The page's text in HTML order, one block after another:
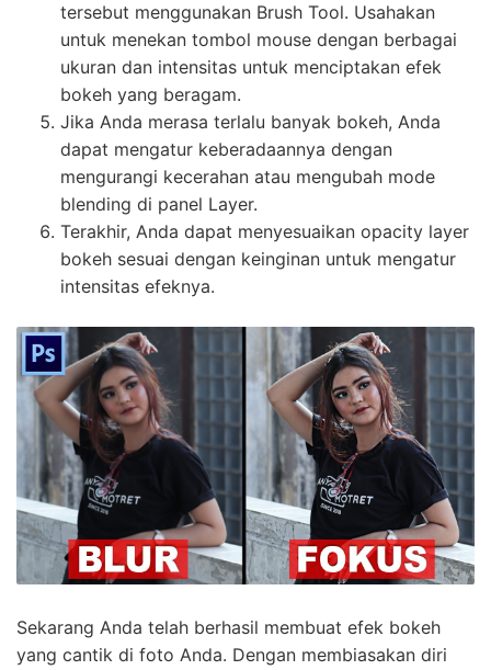
tersebut menggunakan Brush Tool. Usahakan
untuk menekan tombol mouse dengan berbagai
ukuran dan intensitas untuk menciptakan efek
bokeh yang beragam.
Jika Anda merasa terlalu banyak bokeh, Anda
dapat mengatur keberadaannya dengan
mengurangi kecerahan atau mengubah mode
blending di panel Layer.
Terakhir, Anda dapat menyesuaikan opacity layer
bokeh sesuai dengan keinginan untuk mengatur
intensitas efeknya.
Sekarang Anda telah berhasil membuat efek bokeh
yang cantik di foto Anda. Dengan membiasakan diri